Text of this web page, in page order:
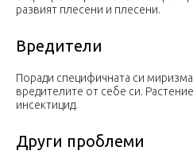
развият плесени и плесени.
Вредители
Поради специфичната си
вредителите от себе си.
инсектицид.
Други проблеми